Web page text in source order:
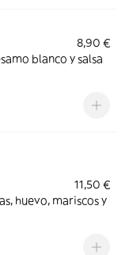
8,90 €
blanco y salsa
11,50 €
huevo, mariscos y